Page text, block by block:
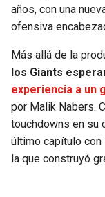
años, con una
ofensiva
Más allá de la
los Giants
experiencia a un
por Malik Nabers.
touchdowns en su
último capítulo
la que construyó